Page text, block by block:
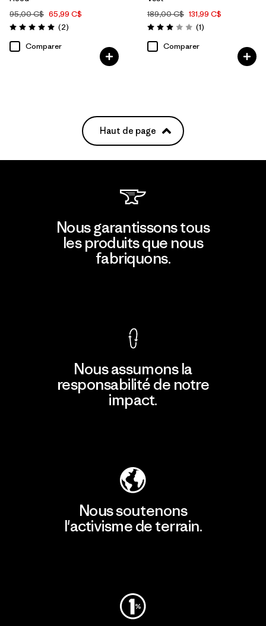
95,00 C$ 65,99 C$
Évaluation: 5.0 / 5
(2Avis
)
Comparer
189,00 C$ 131,99 C$
Évaluation: 3.0 / 5
(1Avis
)
Comparer
Haut de page
Nous garantissons tous
les produits que nous
fabriquons.
Nous assumons la
responsabilité de notre
impact.
Nous soutenons
l'activisme de terrain.